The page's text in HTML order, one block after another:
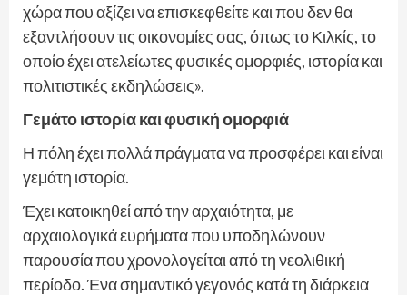
χώρα που αξίζει να επισκεφθείτε και που δεν θα
εξαντλήσουν τις οικονομίες σας, όπως το Κιλκίς, το
οποίο έχει ατελείωτες φυσικές ομορφιές, ιστορία και
πολιτιστικές εκδηλώσεις».
Γεμάτο ιστορία και φυσική ομορφιά
Η πόλη έχει πολλά πράγματα να προσφέρει και είναι
γεμάτη ιστορία.
Έχει κατοικηθεί από την αρχαιότητα, με
αρχαιολογικά ευρήματα που υποδηλώνουν
παρουσία που χρονολογείται από τη νεολιθική
περίοδο. Ένα σημαντικό γεγονός κατά τη διάρκεια